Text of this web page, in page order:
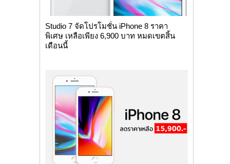
Studio 7 จัดโปรโมชั่น iPhone 8 ราคา
พิเศษ เหลือเพียง 6,900 บาท หมดเขตสิ้น
เดือนนี้